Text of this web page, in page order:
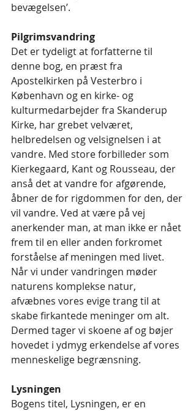
bevægelsen’.
Pilgrimsvandring
Det er tydeligt at forfatterne til
denne bog, en præst fra
Apostelkirken på Vesterbro i
København og en kirke- og
kulturmedarbejder fra Skanderup
Kirke, har grebet velværet,
helbredelsen og velsignelsen i at
vandre. Med store forbilleder som
Kierkegaard, Kant og Rousseau, der
anså det at vandre for afgørende,
åbner de for rigdommen for den, der
vil vandre. Ved at være på vej
anerkender man, at man ikke er nået
frem til en eller anden forkromet
forståelse af meningen med livet.
Når vi under vandringen møder
naturens komplekse natur,
afvæbnes vores evige trang til at
skabe firkantede meninger om alt.
Dermed tager vi skoene af og bøjer
hovedet i ydmyg erkendelse af vores
menneskelige begrænsning.
Lysningen
Bogens titel, Lysningen, er en